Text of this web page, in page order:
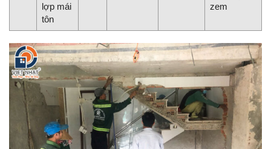
lợp mái
tôn
zem